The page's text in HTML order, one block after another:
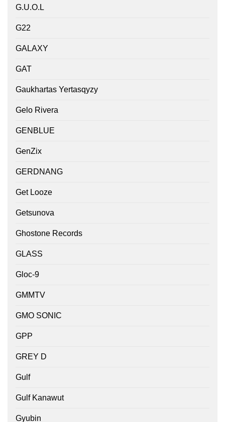
G.U.O.L
G22
GALAXY
GAT
Gaukhartas Yertasqyzy
Gelo Rivera
GENBLUE
GenZix
GERDNANG
Get Looze
Getsunova
Ghostone Records
GLASS
Gloc-9
GMMTV
GMO SONIC
GPP
GREY D
Gulf
Gulf Kanawut
Gyubin